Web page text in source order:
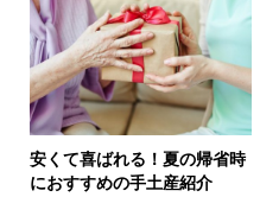
安くて喜ばれる！夏の帰省時
におすすめの手土産紹介